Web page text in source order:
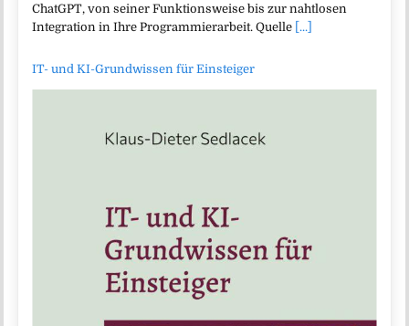
ChatGPT, von seiner Funktionsweise bis zur nahtlosen
Integration in Ihre Programmierarbeit. Quelle [...]
IT- und KI-Grundwissen für Einsteiger